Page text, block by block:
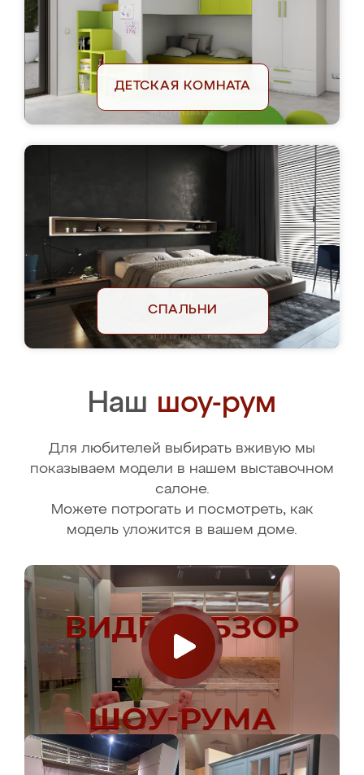
ДЕТСКАЯ КОМНАТА
СПАЛЬНИ
Наш шоу-рум
Для любителей выбирать вживую мы
показываем модели в нашем выставочном
салоне.
Можете потрогать и посмотреть, как
модель уложится в вашем доме.